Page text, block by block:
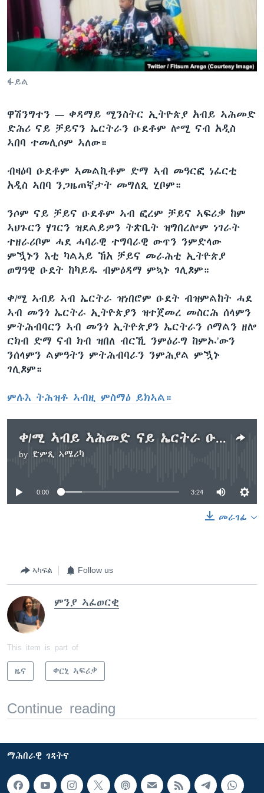
ቂሔ ጽልሚ
ቋንቋታት
ፋይል
ዋሽንግተን — ቀዳማይ ሚንስትር ኢትዮጵያ አብይ ኣሕመድ
ድሕሪ ናይ ቻይናን ኤርትራን ዑደቶም ሎሚ ናብ አዲስ
ኣበባ ተመሊሶም ኣለው።
ብዛዕባ ዑደቶም ኣመልኪቶም ድማ ኣብ መዓርፎ ነፈርቲ
አዲስ ኣበባ ንጋዜጠኛታት መግለጺ ሂቦም።
ንሶም ናይ ቻይና ዑደቶም ኣብ ፎረም ቻይና ኣፍሪቃ ከም
ኣህጉርን ሃገርን ዝደልይዎን ትጽቢት ዝግበረሎም ነገራት
ተዘራሪቦም ሓደ ሓባራዊ ተግባራዊ ውጥን ንምድላው
ምዃኑን እቲ ካልኣይ ኸአ ቻይና መራሕቲ ኢትዮጵያ
ወግዓዊ ዑደት ከካይዱ ብምዕዳማ ምኳኑ ገሊጾም።
ቀ/ሚ ኣብይ ኣብ ኤርትራ ዝነበሮም ዑደት ብዝምልከት ሓደ
ኣብ መንጎ ኤርትራ ኢትዮጵያን ዝተጀመረ መስርሕ ሰላምን
ምትሕብባርን ኣብ መንጎ ኢትዮጵያን ኤርትራን ሶማልን ዘሎ
ርክብ ድማ ናብ ክብ ዝበለ ብርኺ ንምዕራግ ከምኡ’ውን
ንሰላምን ልምዓትን ምትሕብባራን ንምሕያል ምዃኑ
ገሊጾም።
ምሉእ ትሕዝቶ ኣብዚ ምስማዕ ይክኣል።
ቀ/ሚ ኣብይ ኣሕመድ ናይ ኤርትራ ዑደቶም ኣብ መንጎ እዘን ሃገራት ዝተጀመረ ርክብ ንምትግባር’ዩ ኢሎም
by ድምጺ ኣሜሪካ
No media source currently available
0:00 3:24
መራገፊ
ኣካፍል Follow us
ምንያ ኣፈወርቂ
This item is part of
ዜና ቀርኒ ኣፍሪቃ
Continue reading
ማሕበራዊ ገጻትና